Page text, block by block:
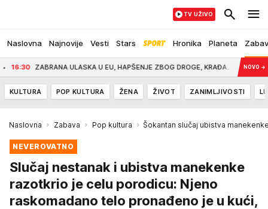
Naslovna Najnovije Vesti Stars Hronika Planeta
TV UŽIVO
ZABRANA ULASKA U EU, HAPŠENJE ZBOG DROGE, KRAĐA... Sergej NOVO →
KULTURA POP KULTURA ŽENA ŽIVOT ZANIMLJIVOSTI
Naslovna Zabava Pop kultura Šokantan slučaj ubistva
NEVEROVATNO
Slučaj nestanak i ubistva manekenke
razotkrio je celu porodicu: Njeno
raskomadano telo pronađeno je u kući,